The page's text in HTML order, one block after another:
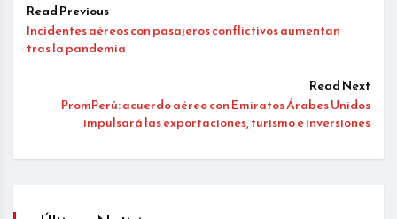
Read Previous
Incidentes aéreos con pasajeros conflictivos aumentan
tras la pandemia
Read Next
PromPerú: acuerdo aéreo con Emiratos Árabes Unidos
impulsará las exportaciones, turismo e inversiones